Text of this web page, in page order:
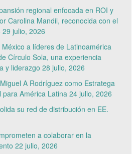
regional enfocada en ROI y
Carolina Mandil, reconocida con el
29 julio, 2026
a líderes de Latinoamérica
Círculo Sola, una experiencia
y liderazgo 28 julio, 2026
A Rodríguez como Estratega
América Latina 24 julio, 2026
su red de distribución en EE.
a colaborar en la
22 julio, 2026